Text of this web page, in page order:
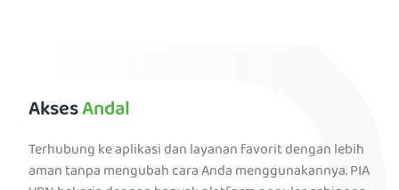
AksesAndal
Terhubung ke aplikasi dan layanan favorit dengan lebih
aman tanpa mengubah cara Anda menggunakannya. PIA